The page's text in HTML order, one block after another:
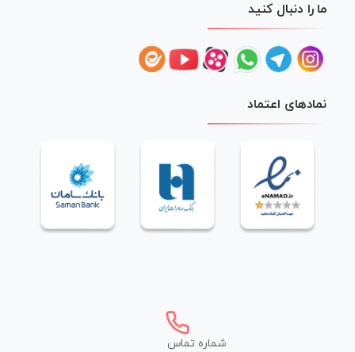
ما را دنبال کنید
نمادهای اعتماد
شماره تماس